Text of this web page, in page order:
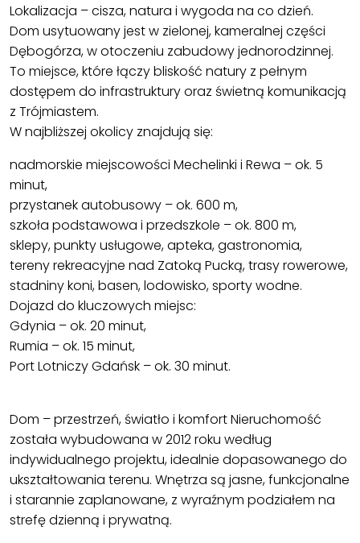
Lokalizacja – cisza, natura i wygoda na co dzień.
Dom usytuowany jest w zielonej, kameralnej części
Dębogórza, w otoczeniu zabudowy jednorodzinnej.
To miejsce, które łączy bliskość natury z pełnym
dostępem do infrastruktury oraz świetną komunikacją
z Trójmiastem.
W najbliższej okolicy znajdują się:
nadmorskie miejscowości Mechelinki i Rewa – ok. 5
minut,
przystanek autobusowy – ok. 600 m,
szkoła podstawowa i przedszkole – ok. 800 m,
sklepy, punkty usługowe, apteka, gastronomia,
tereny rekreacyjne nad Zatoką Pucką, trasy rowerowe,
stadniny koni, basen, lodowisko, sporty wodne.
Dojazd do kluczowych miejsc:
Gdynia – ok. 20 minut,
Rumia – ok. 15 minut,
Port Lotniczy Gdańsk – ok. 30 minut.
Dom – przestrzeń, światło i komfort Nieruchomość
została wybudowana w 2012 roku według
indywidualnego projektu, idealnie dopasowanego do
ukształtowania terenu. Wnętrza są jasne, funkcjonalne
i starannie zaplanowane, z wyraźnym podziałem na
strefę dzienną i prywatną.